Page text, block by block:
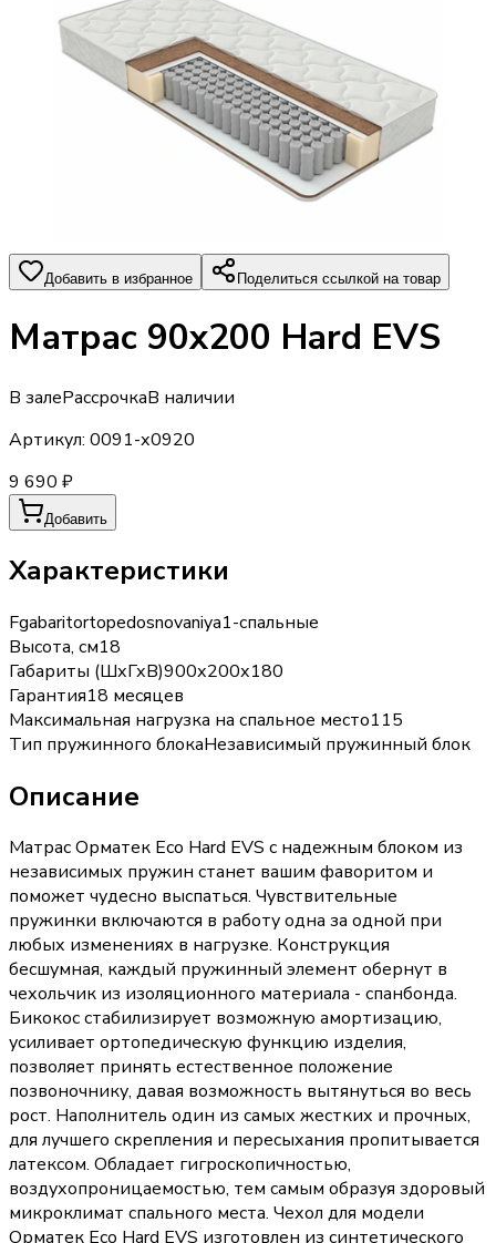
Добавить в избранное Поделиться ссылкой на товар
Матрас 90х200 Hard EVS
В залеРассрочкаВ наличии
Артикул: 0091-х0920
9 690 ₽
Добавить
Характеристики
Fgabaritortopedosnovaniya1-спальные
Высота, см18
Габариты (ШхГхВ)900х200х180
Гарантия18 месяцев
Максимальная нагрузка на спальное место115
Тип пружинного блокаНезависимый пружинный блок
Описание
Матрас Орматек Eco Hard EVS с надежным блоком из
независимых пружин станет вашим фаворитом и
поможет чудесно выспаться. Чувствительные
пружинки включаются в работу одна за одной при
любых изменениях в нагрузке. Конструкция
бесшумная, каждый пружинный элемент обернут в
чехольчик из изоляционного материала - спанбонда.
Бикокос стабилизирует возможную амортизацию,
усиливает ортопедическую функцию изделия,
позволяет принять естественное положение
позвоночнику, давая возможность вытянуться во весь
рост. Наполнитель один из самых жестких и прочных,
для лучшего скрепления и пересыхания пропитывается
латексом. Обладает гигроскопичностью,
воздухопроницаемостью, тем самым образуя здоровый
микроклимат спального места. Чехол для модели
Орматек Eco Hard EVS изготовлен из синтетического